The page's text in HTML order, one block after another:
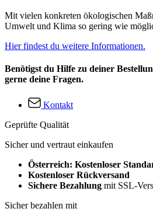
Mit vielen konkreten ökologischen
Umwelt und Klima so gering wie
Hier findest du weitere Informationen.
Benötigst du Hilfe zu deiner
gerne deine Fragen.
Kontakt
Geprüfte Qualität
Sicher und vertraut einkaufen
Österreich: Kostenloser
Kostenloser Rückversand
Sichere Bezahlung mit SSL-
Sicher bezahlen mit